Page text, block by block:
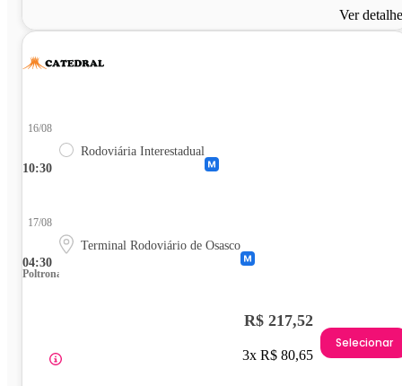
Ver
10:30
16/08
Rodoviária Interestadual
04:30
17/08
Terminal Rodoviário de Osasco
Poltrona
R$ 217,52
3x R$ 80,65
Selecionar